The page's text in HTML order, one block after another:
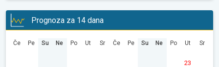
Prognoza za 14 dana
Če Pe Su Ne Po Ut Sr Če Pe Su Ne Po Ut
23
Sr